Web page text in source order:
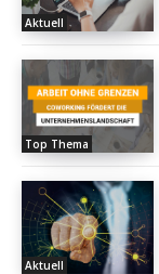
Aktuell
Top Thema
Aktuell